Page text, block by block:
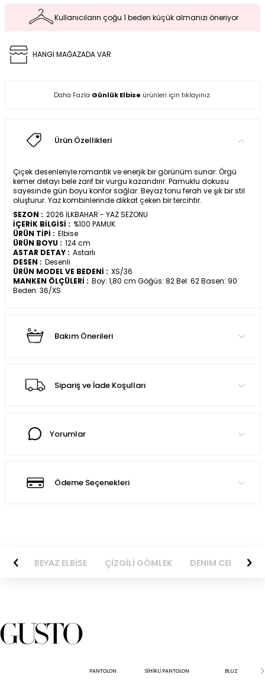
Kullanıcıların çoğu 1 beden küçük almanızı öneriyor
HANGİ MAĞAZADA VAR
Daha Fazla Günlük Elbise ürünleri için tıklayınız.
Ürün Özellikleri
Çiçek desenleriyle romantik ve enerjik bir görünüm sunar. Örgü
kemer detayı bele zarif bir vurgu kazandırır. Pamuklu dokusu
sayesinde gün boyu konfor sağlar. Beyaz tonu ferah ve şık bir stil
oluşturur. Yaz kombinlerinde dikkat çeken bir tercihtir.
SEZON : 2026 İLKBAHAR - YAZ SEZONU
İÇERİK BİLGİSİ : %100 PAMUK
ÜRÜN TİPİ : Elbise
ÜRÜN BOYU : 124 cm
ASTAR DETAY : Astarlı
DESEN : Desenli
ÜRÜN MODEL VE BEDENİ : XS/36
MANKEN ÖLÇÜLERİ : Boy: 1,80 cm Göğüs: 82 Bel: 62 Basen: 90
Beden: 36/XS
Bakım Önerileri
Sipariş ve İade Koşulları
Yorumlar
Ödeme Seçenekleri
BEYAZ ELBİSE ÇİZGİLİ GÖMLEK DENIM CEKET
PANTOLON SİHİRLİ PANTOLON BLUZ